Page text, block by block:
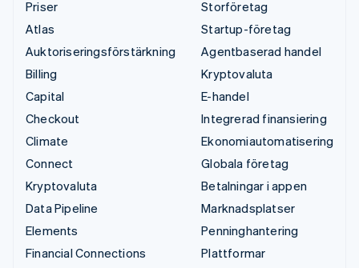
Priser
Atlas
Auktoriseringsförstärkning
Billing
Capital
Checkout
Climate
Connect
Kryptovaluta
Data Pipeline
Elements
Financial Connections
Storföretag
Startup-företag
Agentbaserad handel
Kryptovaluta
E-handel
Integrerad finansiering
Ekonomiautomatisering
Globala företag
Betalningar i appen
Marknadsplatser
Penninghantering
Plattformar